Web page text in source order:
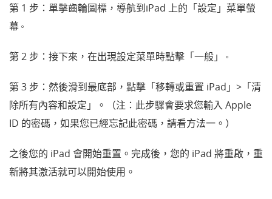
第 1 步：單擊齒輪圖標，導航到iPad 上的「設定」菜單螢
幕 。
第 2 步：接下來，在出現設定菜單時點擊「一般」 。
第 3 步：然後滑到最底部，點擊「移轉或重置 iPad」>「清
除所有內容和設定」。（注：此步驟會要求您輸入 Apple
ID 的密碼，如果您已經忘記此密碼，請看方法一。）
之後您的 iPad 會開始重置。完成後，您的 iPad 將重啟，重
新將其激活就可以開始使用。